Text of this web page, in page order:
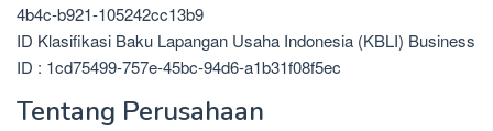
4b4c-b921-105242cc13b9
ID Klasifikasi Baku Lapangan Usaha Indonesia (KBLI) Business
ID : 1cd75499-757e-45bc-94d6-a1b31f08f5ec
Tentang Perusahaan